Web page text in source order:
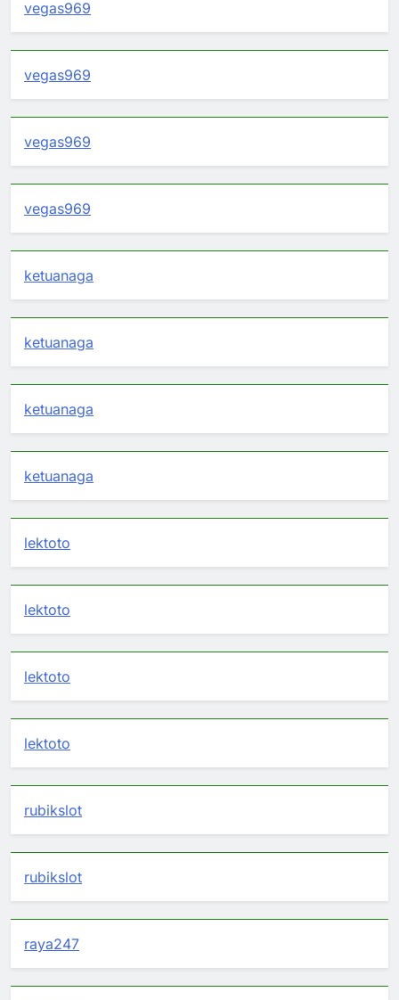
vegas969
vegas969
vegas969
vegas969
ketuanaga
ketuanaga
ketuanaga
ketuanaga
lektoto
lektoto
lektoto
lektoto
rubikslot
rubikslot
raya247